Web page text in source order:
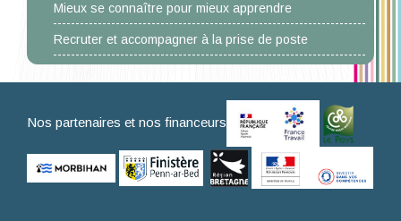
Mieux se connaître pour mieux apprendre
Recruter et accompagner à la prise de poste
Nos partenaires et nos financeurs